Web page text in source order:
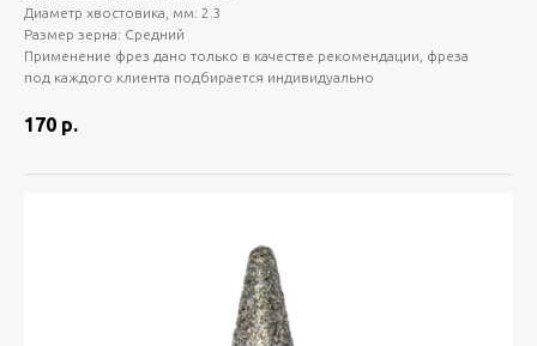
Диаметр хвостовика, мм: 2.3
Размер зерна: Средний
Применение фрез дано только в качестве рекомендации, фреза
под каждого клиента подбирается индивидуально
170 р.